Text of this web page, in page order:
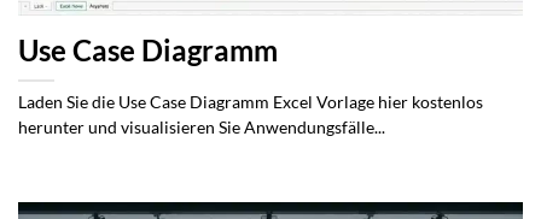
Use Case Diagramm
Laden Sie die Use Case Diagramm Excel Vorlage hier kostenlos
herunter und visualisieren Sie Anwendungsfälle...